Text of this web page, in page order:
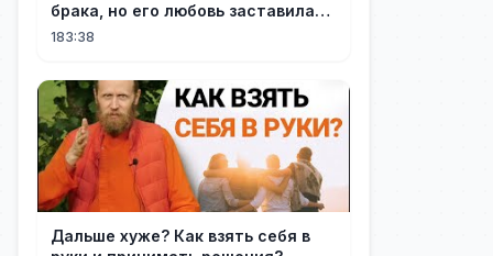
брака, но его любовь заставила
её понять: он — тот самый!
183:38
Дальше хуже? Как взять себя в